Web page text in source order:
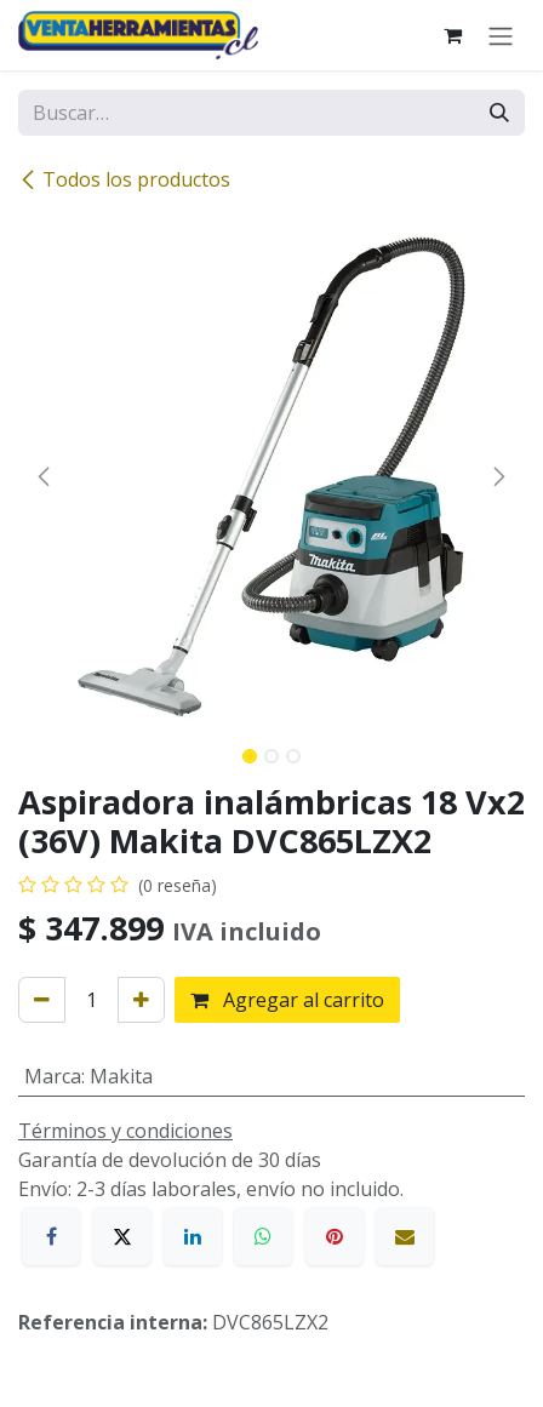
Ir al contenido
Todos los productos
Aspiradora inalámbricas 18 Vx2
(36V) Makita DVC865LZX2
(0 reseña)
$ 347.899 IVA incluido
Agregar al carrito
Marca: Makita
Términos y condiciones
Garantía de devolución de 30 días
Envío: 2-3 días laborales, envío no incluido.
Referencia interna: DVC865LZX2